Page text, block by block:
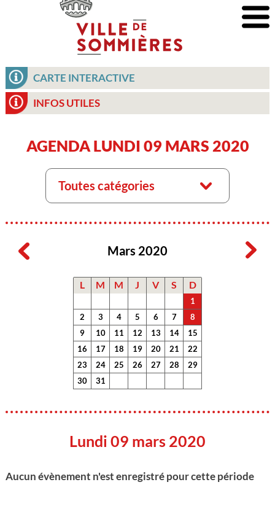
CARTE INTERACTIVE
INFOS UTILES
AGENDA LUNDI 09 MARS 2020
Toutes catégories
Mars 2020
L M M J V S D
1
2
3 4 5 6 7
8
9
10 11 12 13 14
15
16
17 18 19 20 21
22
23
24 25 26 27 28
29
30
31
Lundi 09 mars 2020
Aucun évènement n'est enregistré pour cette période